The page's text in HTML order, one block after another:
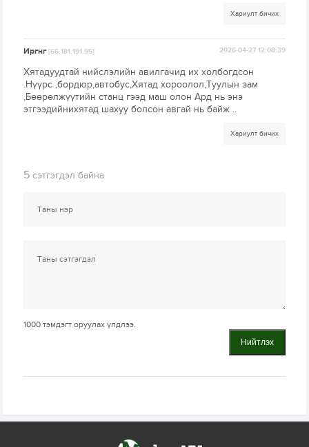
Хариулт бичих
Иргнг[66.181.191.95] 2026-04-27 12:08:39
Хятадуудтай нийслэлийн авилгачид их холбогдсон
.Нүүрс ,бордюр,автобус,Хятад хороолол,Туулын зам
,Бөөрөлжүүтийн станц гээд маш олон Ард нь энэ
этгээдийнихятад шахуу болсон авгай нь байж ..
Хариулт бичих
5 сэтгэгдэл байна
1000 тэмдэгт оруулах үлдлээ.
Нийтлэх